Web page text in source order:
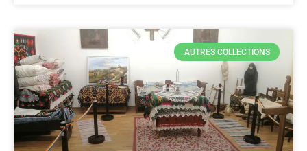
AUTRES COLLECTIONS